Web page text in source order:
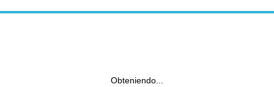
Obteniendo...